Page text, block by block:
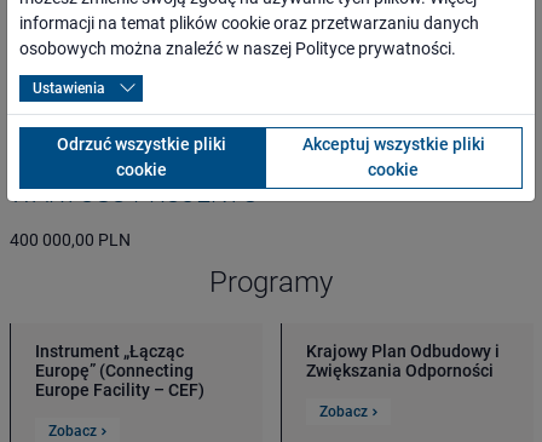
osoby o ograniczonej możliwości poruszania się,
przewoźnicy oraz inni kontrahenci,
media lokalne, regionalne, branżowe i ogólnopolskie,
administracja rządowa i samorządowa,
organizacje pozarządowe.
WARTOŚĆ PROJEKTU
400 000,00 PLN
Programy
Instrument „Łącząc
Europę” (Connecting
Europe Facility – CEF)
Zobacz
Krajowy Plan Odbudowy i
Zwiększania Odporności
Zobacz
informacji na temat plików cookie oraz przetwarzaniu danych
osobowych można znaleźć w naszej Polityce prywatności.
Ustawienia
Odrzuć wszystkie pliki
cookie
Akceptuj wszystkie pliki
cookie